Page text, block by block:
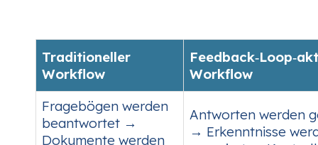
Traditioneller
Workflow
Workflow
Fragebögen werden
beantwortet →
Dokumente werden
Antworten werden
→ Erkenntnisse